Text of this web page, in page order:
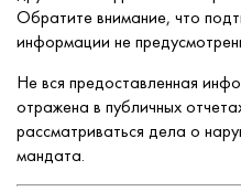
Обратите внимание, что
информации не
Не вся предоставленная
отражена в публичных
рассматриваться дела о
мандата.